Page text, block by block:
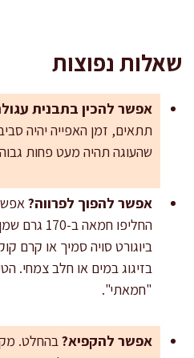
שאלות נפוצות
אפשר להכין בתבנית
שהעוגה תהיה מעט פחות
אפשר להפוך לפרווה?
החליפו
בזיגוג במים או חלב צמחי.
"חמאתי".
אפשר להקפיא?בהחלט.